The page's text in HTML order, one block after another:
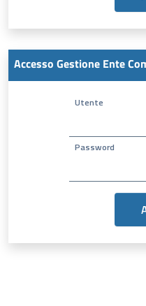
Accesso Gestione Ente
Utente
Password